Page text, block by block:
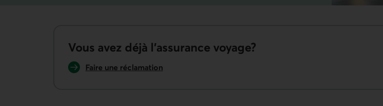
Vous avez déjà l’assurance voyage?
Faire une réclamation